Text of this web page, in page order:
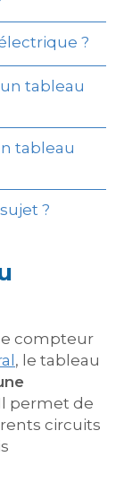
?
tableau
tableau
?
compteur
, le tableau
permet de
circuits